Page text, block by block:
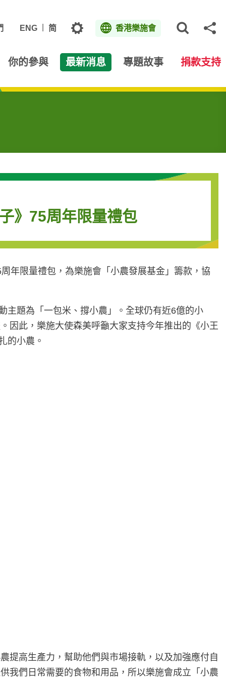
ENG 简 主題 香港樂施會
你的參與 最新消息 專題故事 捐款支持
》75周年限量禮包
年限量禮包，為樂施會「小農發展基金」籌款，協
主題為「一包米、撐小農」。全球仍有近6億的小
因此，樂施大使森美呼籲大家支持今年推出的《小王
的小農。
提高生產力，幫助他們與市場接軌，以及加強應付自
我們日常需要的食物和用品，所以樂施會成立「小農